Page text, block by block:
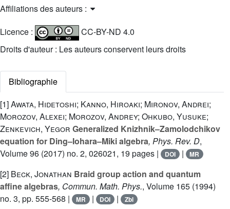
Affiliations des auteurs :
Licence :
CC-BY-ND 4.0
Droits d'auteur : Les auteurs conservent leurs droits
Bibliographie
[1]Awata, Hidetoshi; Kanno, Hiroaki; Mironov, Andrei;
Morozov, Alexei; Morozov, Andrey; Ohkubo, Yusuke;
Zenkevich, Yegor Generalized Knizhnik–Zamolodchikov
equation for Ding–Iohara–Miki algebra, Phys. Rev. D,
Volume 96 (2017) no. 2, 026021, 19 pages | DOI | MR
[2] Beck, Jonathan Braid group action and quantum
affine algebras, Commun. Math. Phys., Volume 165 (1994)
no. 3, pp. 555-568 |
MR | DOI | Zbl